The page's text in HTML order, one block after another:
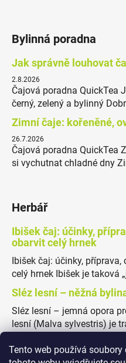
Tento web používá
Bylinná poradna
Jak správně louhovat
2.8.2026
Čajová poradna QuickTea
černý, zelený a bylinný
Zimní čaje: kořeněné,
26.7.2026
Čajová poradna QuickTea
si vychutnat chladné dny
Herbář
Ibišek čaj: účinky,
obarvit celý hrnek
Ibišek čaj: účinky,
celý hrnek Ibišek je taková
Sléz lesní – něžná
Sléz lesní – jemná opora
lesní (Malva sylvestris) je